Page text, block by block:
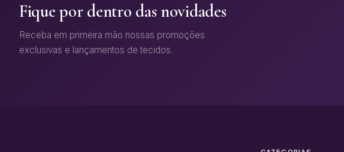
Fique por dentro das novidades
Receba em primeira mão nossas promoções
exclusivas e lançamentos de tecidos.